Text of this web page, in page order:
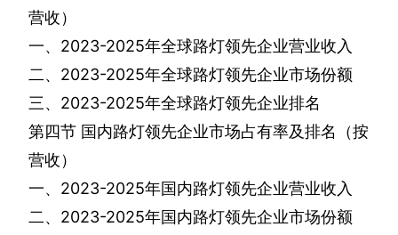
营收）
一、 2023-2025年全球路灯领先企业营业收入
二、 2023-2025年全球路灯领先企业市场份额
三、 2023-2025年全球路灯领先企业排名
第四节 国内路灯领先企业市场占有率及排名（按
营收）
一、 2023-2025年国内路灯领先企业营业收入
二、 2023-2025年国内路灯领先企业市场份额